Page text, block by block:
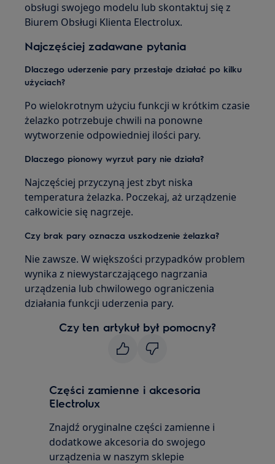
obsługi swojego modelu lub skontaktuj się z
Biurem Obsługi Klienta Electrolux.
Najczęściej zadawane pytania
Dlaczego uderzenie pary przestaje działać po kilku
użyciach?
Po wielokrotnym użyciu funkcji w krótkim czasie
żelazko potrzebuje chwili na ponowne
wytworzenie odpowiedniej ilości pary.
Dlaczego pionowy wyrzut pary nie działa?
Najczęściej przyczyną jest zbyt niska
temperatura żelazka. Poczekaj, aż urządzenie
całkowicie się nagrzeje.
Czy brak pary oznacza uszkodzenie żelazka?
Nie zawsze. W większości przypadków problem
wynika z niewystarczającego nagrzania
urządzenia lub chwilowego ograniczenia
działania funkcji uderzenia pary.
Czy ten artykuł był pomocny?
Części zamienne i akcesoria
Electrolux
Znajdź oryginalne części zamienne i
dodatkowe akcesoria do swojego
urządzenia w naszym sklepie